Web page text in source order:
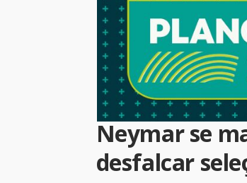
Neymar se
desfalcar